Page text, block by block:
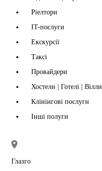
Ріелтори
IT-послуги
Екскурсії
Таксі
Провайдери
Хостели | Готелі | Вілли
Клінінгові послуги
Інші полуги
Глазго